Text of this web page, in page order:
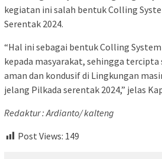
kegiatan ini salah bentuk Colling
Serentak 2024.
“Hal ini sebagai bentuk Colling
kepada masyarakat, sehingga
aman dan kondusif di Lingkungan
jelang Pilkada serentak 2024,” jelas
Redaktur : Ardianto/ kalteng
Post Views: 149